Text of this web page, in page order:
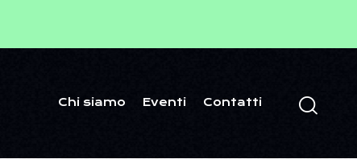
Chi siamo Eventi Contatti